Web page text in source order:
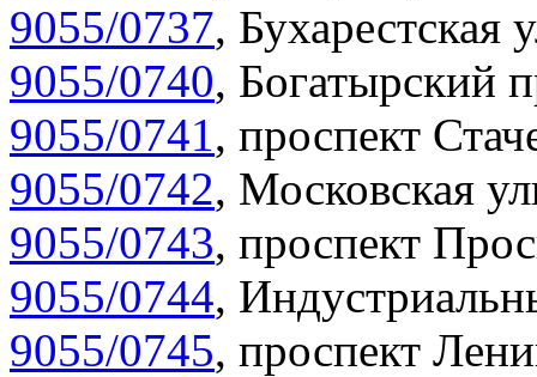
9055/0737, Бухарестская
9055/0740, Богатырский
9055/0741, проспект
9055/0742, Московская
9055/0743, проспект
9055/0744,
9055/0745, проспект